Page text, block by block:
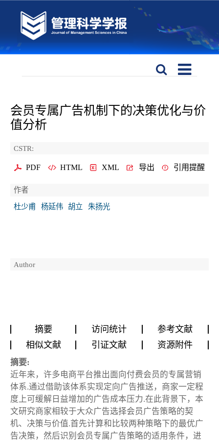
会员专属广告机制下的决策优化与价
值分析
CSTR:
PDF HTML XML 导出 引用提醒
作者
杜少甫
杨延伟 胡立 朱扬光
Author
摘要 访问统计
参考文献
相似文献
引证文献 资源附件
摘要:
近年来，许多电商平台推出面向付费会员的专属营销
体系.通过借助该体系实现定向广告推送，商家一定程
度上可缓解日益增加的广告成本压力.在此背景下，本
文研究商家相较于大众广告选择会员广告策略的契
机、决策与价值.首先计算和比较两种策略下的最优广
告决策，然后识别会员专属广告策略的适用条件，进